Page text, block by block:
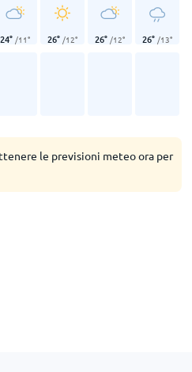
24° /11° 26° /12° 26° /12° 26° /13°
le previsioni meteo ora per